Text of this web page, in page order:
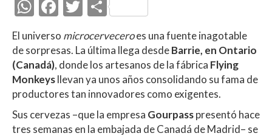
W
h
at
s
A
p
p
F
ac
e
b
o
o
k
T
itt
er
C
m
p
ar
ti
r
El universo microcerveceroes una fuente inagotable
de sorpresas. La última llega desdeBarrie, en Ontario
(Canadá), donde los artesanos de la fábrica Flying
Monkeysllevan ya unos años consolidando su fama de
productores tan innovadores como exigentes.
Sus cervezas –que la empresa Gourpasspresentó hace
tres semanas en la embajada de Canadá de Madrid– se